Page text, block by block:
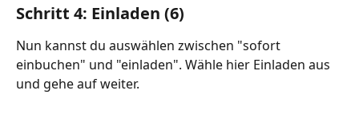
Schritt 4: Einladen (6)
Nun kannst du auswählen zwischen "sofort
einbuchen" und "einladen". Wähle hier Einladen aus
und gehe auf weiter.